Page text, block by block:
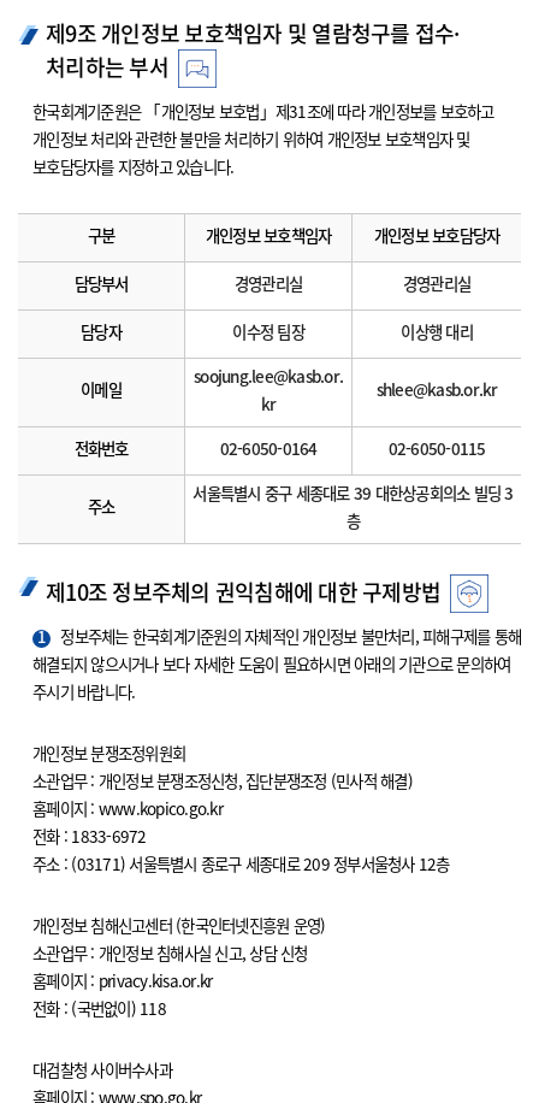
제9조 개인정보 보호책임자 및 열람청구를 접수·
처리하는 부서
한국회계기준원은 「개인정보 보호법」제31조에 따라 개인정보를 보호하고
개인정보 처리와 관련한 불만을 처리하기 위하여 개인정보 보호책임자 및
보호담당자를 지정하고 있습니다.
구분 개인정보 보호책임자 개인정보 보호담당자
담당부서 경영관리실 경영관리실
담당자 이수정 팀장 이상행 대리
이메일
soojung.lee@kasb.or.
kr
shlee@kasb.or.kr
전화번호 02-6050-0164 02-6050-0115
주소
서울특별시 중구 세종대로 39 대한상공회의소 빌딩 3
층
제10조 정보주체의 권익침해에 대한 구제방법
1
정보주체는 한국회계기준원의 자체적인 개인정보 불만처리, 피해구제를 통해
해결되지 않으시거나 보다 자세한 도움이 필요하시면 아래의 기관으로 문의하여
주시기 바랍니다.
개인정보 분쟁조정위원회
소관업무 : 개인정보 분쟁조정신청, 집단분쟁조정 (민사적 해결)
홈페이지 : www.kopico.go.kr
전화 : 1833-6972
주소 : (03171) 서울특별시 종로구 세종대로 209 정부서울청사 12층
개인정보 침해신고센터 (한국인터넷진흥원 운영)
소관업무 : 개인정보 침해사실 신고, 상담 신청
홈페이지 : privacy.kisa.or.kr
전화 : (국번없이) 118
대검찰청 사이버수사과
홈페이지 : www.spo.go.kr